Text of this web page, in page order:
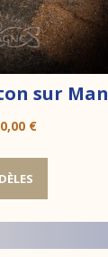
sur
€